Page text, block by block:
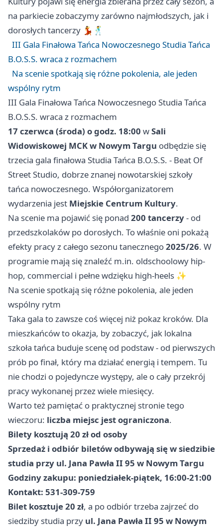
na parkiecie zobaczymy zarówno najmłodszych, jak i
dorosłych tancerzy 💃🕺
III Gala Finałowa Tańca Nowoczesnego Studia Tańca
B.O.S.S. wraca z rozmachem
Na scenie spotkają się różne pokolenia, ale jeden
wspólny rytm
III Gala Finałowa Tańca Nowoczesnego Studia Tańca
B.O.S.S. wraca z rozmachem
17 czerwca (środa) o godz. 18:00 wSali
Widowiskowej MCK w Nowym Targu odbędzie się
trzecia gala finałowa Studia Tańca B.O.S.S. - Beat Of
Street Studio, dobrze znanej nowotarskiej szkoły
tańca nowoczesnego. Współorganizatorem
wydarzenia jest Miejskie Centrum Kultury.
Na scenie ma pojawić się ponad 200 tancerzy- od
przedszkolaków po dorosłych. To właśnie oni pokażą
efekty pracy z całego sezonu tanecznego2025/26. W
programie mają się znaleźć m.in. oldschoolowy hip-
hop, commercial i pełne wdzięku high-heels ✨
Na scenie spotkają się różne pokolenia, ale jeden
wspólny rytm
Taka gala to zawsze coś więcej niż pokaz kroków. Dla
mieszkańców to okazja, by zobaczyć, jak lokalna
szkoła tańca buduje scenę od podstaw - od pierwszych
prób po finał, który ma działać energią i tempem. Tu
nie chodzi o pojedyncze występy, ale o cały przekrój
pracy wykonanej przez wiele miesięcy.
Warto też pamiętać o praktycznej stronie tego
wieczoru: liczba miejsc jest ograniczona.
Bilety kosztują 20 zł od osoby
Sprzedaż i odbiór biletów odbywają się w siedzibie
studia przy ul. Jana Pawła II 95 w Nowym Targu
Godziny zakupu: poniedziałek-piątek, 16:00-21:00
Kontakt: 531-309-759
Bilet kosztuje 20 zł, a po odbiór trzeba zajrzeć do
siedziby studia przy ul. Jana Pawła II 95 w Nowym